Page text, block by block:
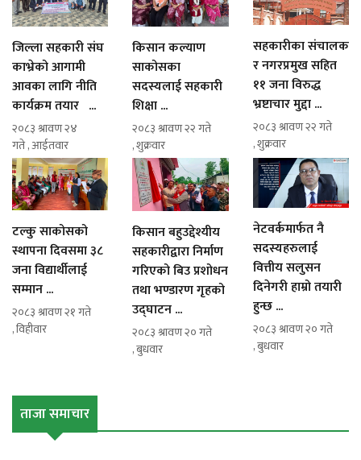
जिल्ला सहकारी संघ
काभ्रेको आगामी
आवका लागि नीति
कार्यक्रम तयार ...
२०८३ श्रावण २४
गते , आईतवार
किसान कल्याण
साकोसका
सदस्यलाई सहकारी
शिक्षा ...
२०८३ श्रावण २२ गते
, शुक्रवार
सहकारीका संचालक
र नगरप्रमुख सहित
११ जना विरुद्ध
भ्रष्टाचार मुद्दा ...
२०८३ श्रावण २२ गते
, शुक्रवार
टल्कु साकोसको
स्थापना दिवसमा ३८
जना विद्यार्थीलाई
सम्मान ...
२०८३ श्रावण २१ गते
, विहीवार
किसान बहुउद्देश्यीय
सहकारीद्वारा निर्माण
गरिएको बिउ प्रशोधन
तथा भण्डारण गृहको
उद्घाटन ...
२०८३ श्रावण २० गते
, बुधवार
नेटवर्कमार्फत नै
सदस्यहरुलाई
वित्तीय सलुसन
दिनेगरी हाम्रो तयारी
हुन्छ ...
२०८३ श्रावण २० गते
, बुधवार
ताजा समाचार